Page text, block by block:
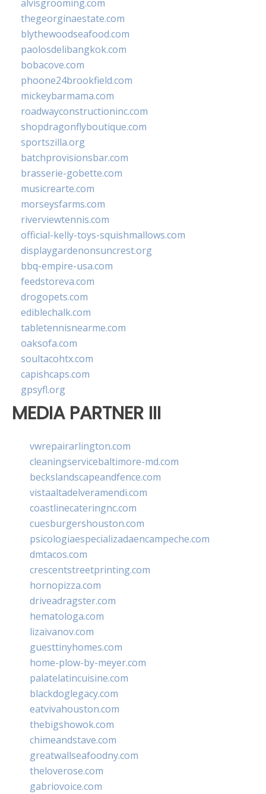
alvisgrooming.com
thegeorginaestate.com
blythewoodseafood.com
paolosdelibangkok.com
bobacove.com
phoone24brookfield.com
mickeybarmama.com
roadwayconstructioninc.com
shopdragonflyboutique.com
sportszilla.org
batchprovisionsbar.com
brasserie-gobette.com
musicrearte.com
morseysfarms.com
riverviewtennis.com
official-kelly-toys-squishmallows.com
displaygardenonsuncrest.org
bbq-empire-usa.com
feedstoreva.com
drogopets.com
ediblechalk.com
tabletennisnearme.com
oaksofa.com
soultacohtx.com
capishcaps.com
gpsyfl.org
MEDIA PARTNER III
vwrepairarlington.com
cleaningservicebaltimore-md.com
beckslandscapeandfence.com
vistaaltadelveramendi.com
coastlinecateringnc.com
cuesburgershouston.com
psicologiaespecializadaencampeche.com
dmtacos.com
crescentstreetprinting.com
hornopizza.com
driveadragster.com
hematologa.com
lizaivanov.com
guesttinyhomes.com
home-plow-by-meyer.com
palatelatincuisine.com
blackdoglegacy.com
eatvivahouston.com
thebigshowok.com
chimeandstave.com
greatwallseafoodny.com
theloverose.com
gabriovoice.com